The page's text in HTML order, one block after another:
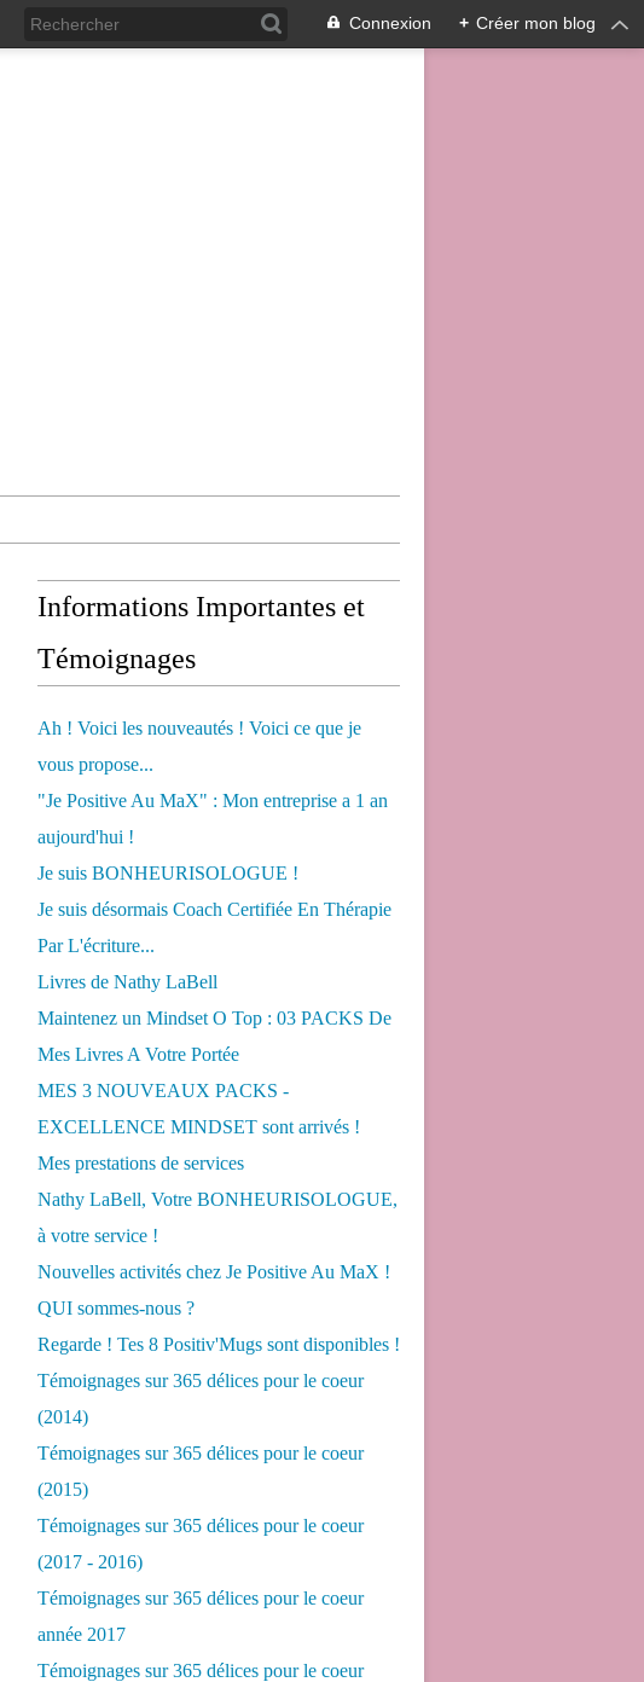
Connexion + Créer mon blog
Informations Importantes et
Témoignages
Ah ! Voici les nouveautés ! Voici ce que je
vous propose...
"Je Positive Au MaX" : Mon entreprise a 1 an
aujourd'hui !
Je suis BONHEURISOLOGUE !
Je suis désormais Coach Certifiée En Thérapie
Par L'écriture...
Livres de Nathy LaBell
Maintenez un Mindset O Top : 03 PACKS De
Mes Livres A Votre Portée
MES 3 NOUVEAUX PACKS -
EXCELLENCE MINDSET sont arrivés !
Mes prestations de services
Nathy LaBell, Votre BONHEURISOLOGUE,
à votre service !
Nouvelles activités chez Je Positive Au MaX !
QUI sommes-nous ?
Regarde ! Tes 8 Positiv'Mugs sont disponibles !
Témoignages sur 365 délices pour le coeur
(2014)
Témoignages sur 365 délices pour le coeur
(2015)
Témoignages sur 365 délices pour le coeur
(2017 - 2016)
Témoignages sur 365 délices pour le coeur
année 2017
Témoignages sur 365 délices pour le coeur